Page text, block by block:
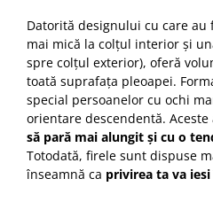
Datorită designului cu care au
mai mică la colțul interior și
spre colțul exterior), oferă
toată suprafața pleoapei.
special persoanelor cu ochi
orientare descendentă.
să pară mai alungit și cu o
Totodată, firele sunt dispuse
înseamnă ca privirea ta va